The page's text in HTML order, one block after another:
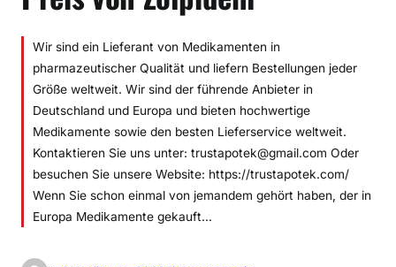
Wir sind ein Lieferant von Medikamenten in
pharmazeutischer Qualität und liefern Bestellungen jeder
Größe weltweit. Wir sind der führende Anbieter in
Deutschland und Europa und bieten hochwertige
Medikamente sowie den besten Lieferservice weltweit.
Kontaktieren Sie uns unter: trustapotek@gmail.com Oder
besuchen Sie unsere Website: https://trustapotek.com/
Wenn Sie schon einmal von jemandem gehört haben, der in
Europa Medikamente gekauft…